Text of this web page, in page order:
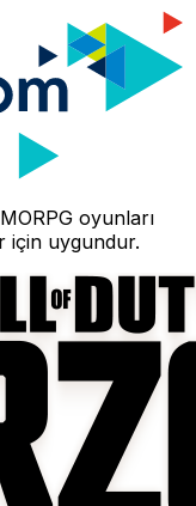
oyunları
için uygundur.